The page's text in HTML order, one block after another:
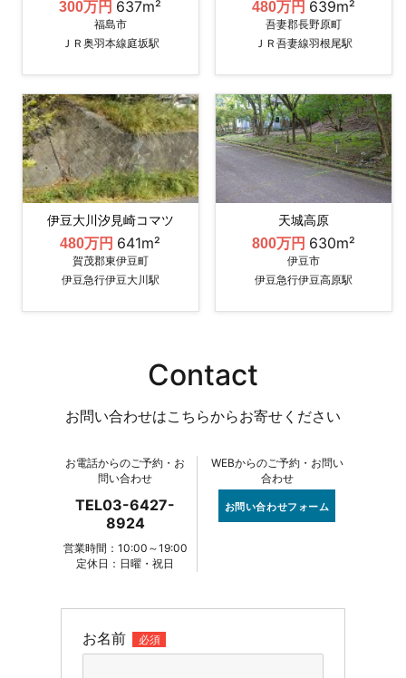
300万円 637m²
福島市
ＪＲ奥羽本線庭坂駅
480万円 639m²
吾妻郡長野原町
ＪＲ吾妻線羽根尾駅
伊豆大川汐見崎コマツ
480万円 641m²
賀茂郡東伊豆町
伊豆急行伊豆大川駅
天城高原
800万円 630m²
伊豆市
伊豆急行伊豆高原駅
Contact
お問い合わせはこちらからお寄せください
お電話からのご予約・お
問い合わせ
TEL03-6427-
8924
営業時間：10:00～19:00
定休日：日曜・祝日
WEBからのご予約・お問い
合わせ
お問い合わせフォーム
お名前 必須